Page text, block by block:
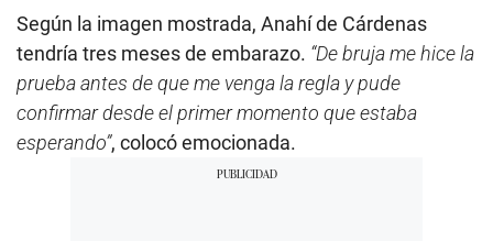
Según la imagen mostrada, Anahí de Cárdenas
tendría tres meses de embarazo. “De bruja me hice la
prueba antes de que me venga la regla y pude
confirmar desde el primer momento que estaba
esperando”, colocó emocionada.